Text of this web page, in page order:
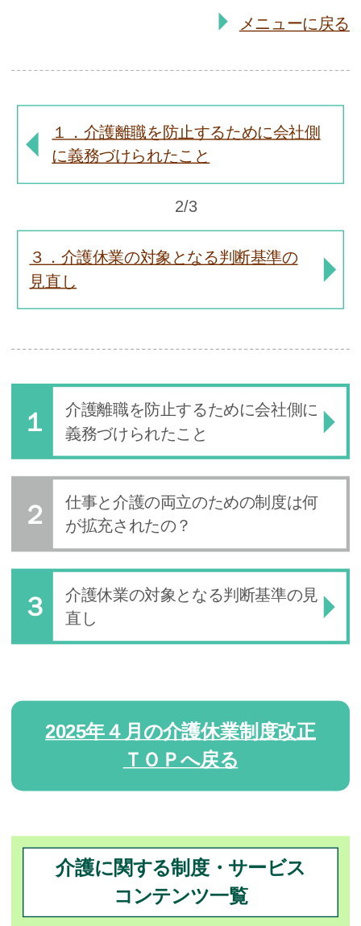
メニューに戻る
１．介護離職を防止するために会社側
に義務づけられたこと
2/3
３．介護休業の対象となる判断基準の
見直し
介護離職を防止するために会社側に
義務づけられたこと
仕事と介護の両立のための制度は何
が拡充されたの？
介護休業の対象となる判断基準の見
直し
2025年４月の介護休業制度改正
ＴＯＰへ戻る
介護に関する制度・サービス
コンテンツ一覧